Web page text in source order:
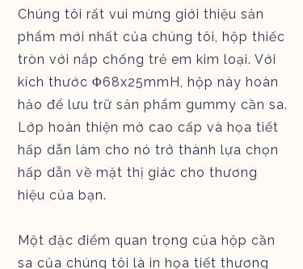
Chúng tôi rất vui mừng giới thiệu sản
phẩm mới nhất của chúng tôi, hộp thiếc
tròn với nắp chống trẻ em kim loại. Với
kích thước Φ68x25mmH, hộp này hoàn
hảo để lưu trữ sản phẩm gummy cần sa.
Lớp hoàn thiện mờ cao cấp và họa tiết
hấp dẫn làm cho nó trở thành lựa chọn
hấp dẫn về mặt thị giác cho thương
hiệu của bạn.
Một đặc điểm quan trọng của hộp cần
sa của chúng tôi là in họa tiết thương